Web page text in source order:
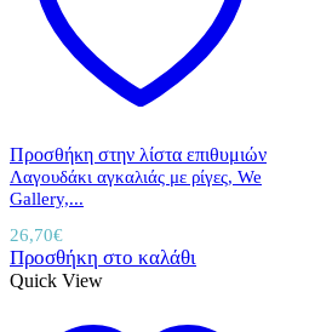
Προσθήκη στην λίστα επιθυμιών
Λαγουδάκι αγκαλιάς με ρίγες, We
Gallery,...
26,70€
Προσθήκη στο καλάθι
Quick View